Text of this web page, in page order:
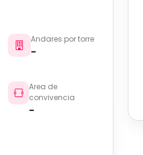
Andares por torre
-
Area de
convivencia
-